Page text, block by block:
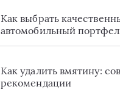
Как выбрать
автомобильный
Как удалить вмятину:
рекомендации